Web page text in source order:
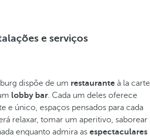
e serviços
dispõe de um restaurante à la carte
lobby bar. Cada um deles oferece
e único, espaços pensados para cada
relaxar, tomar um aperitivo, saborear
enquanto admira as espectaculares